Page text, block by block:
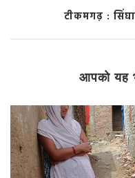
टीकमगढ़ :
आपको यह